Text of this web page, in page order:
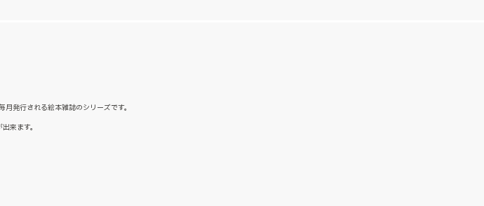
発行される絵本雑誌のシリーズです。
来ます。